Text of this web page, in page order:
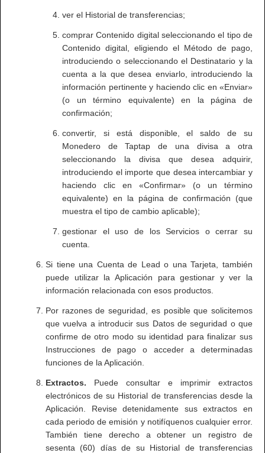
ver el Historial de transferencias;
comprar Contenido digital seleccionando el tipo de
Contenido digital, eligiendo el Método de pago,
introduciendo o seleccionando el Destinatario y la
cuenta a la que desea enviarlo, introduciendo la
información pertinente y haciendo clic en «Enviar»
(o un término equivalente) en la página de
confirmación;
convertir, si está disponible, el saldo de su
Monedero de Taptap de una divisa a otra
seleccionando la divisa que desea adquirir,
introduciendo el importe que desea intercambiar y
haciendo clic en «Confirmar» (o un término
equivalente) en la página de confirmación (que
muestra el tipo de cambio aplicable);
gestionar el uso de los Servicios o cerrar su
cuenta.
Si tiene una Cuenta de Lead o una Tarjeta, también
puede utilizar la Aplicación para gestionar y ver la
información relacionada con esos productos.
Por razones de seguridad, es posible que solicitemos
que vuelva a introducir sus Datos de seguridad o que
confirme de otro modo su identidad para finalizar sus
Instrucciones de pago o acceder a determinadas
funciones de la Aplicación.
Extractos. Puede consultar e imprimir extractos
electrónicos de su Historial de transferencias desde la
Aplicación. Revise detenidamente sus extractos en
cada periodo de emisión y notifíquenos cualquier error.
También tiene derecho a obtener un registro de
sesenta (60) días de su Historial de transferencias